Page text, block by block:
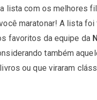
lista com os melhores
maratonar! A lista
favoritos da equipe da
também
ou que viraram